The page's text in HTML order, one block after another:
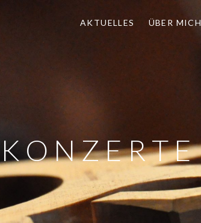
AKTUELLES ÜBER MICH
KONZERTE